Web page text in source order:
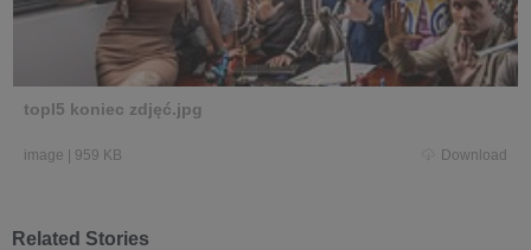
topl5 koniec zdjęć.jpg
image | 959 KB Download
Related Stories